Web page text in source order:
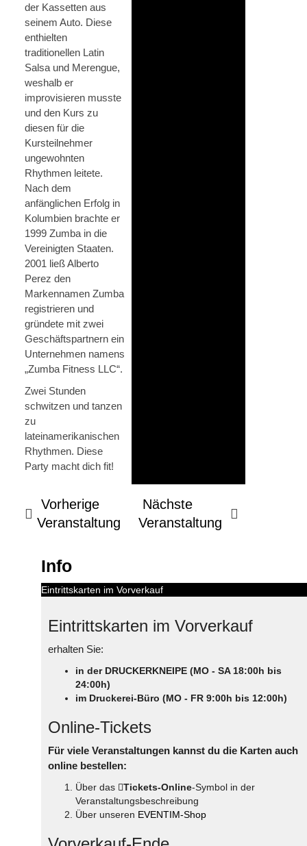
der Kassetten aus
seinem Auto. Diese
enthielten
traditionellen Latin
Salsa und Merengue,
weshalb er
improvisieren musste
und den Kurs zu
diesen für die
Kursteilnehmer
ungewohnten
Rhythmen leitete.
Nach dem
anfänglichen Erfolg in
Kolumbien brachte er
1999 Zumba in die
Vereinigten Staaten.
2001 ließ Alberto
Perez den
Markennamen Zumba
registrieren und
gründete mit zwei
Geschäftspartnern ein
Unternehmen namens
„Zumba Fitness LLC“.
Zwei Stunden
schwitzen und tanzen
zu
lateinamerikanischen
Rhythmen. Diese
Party macht dich fit!
Vorherige
Veranstaltung
Nächste
Veranstaltung
Info
Eintrittskarten im Vorverkauf
Eintrittskarten im Vorverkauf
erhalten Sie:
in der DRUCKERKNEIPE (MO - SA 18:00h bis
24:00h)
im Druckerei-Büro (MO - FR 9:00h bis 12:00h)
Online-Tickets
Für viele Veranstaltungen kannst du die Karten auch
online bestellen:
Über das Tickets-Online-Symbol in der
Veranstaltungsbeschreibung
Über unseren EVENTIM-Shop